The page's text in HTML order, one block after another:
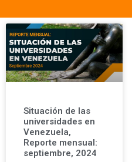
Situación de las
universidades en
Venezuela,
Reporte mensual:
septiembre, 2024